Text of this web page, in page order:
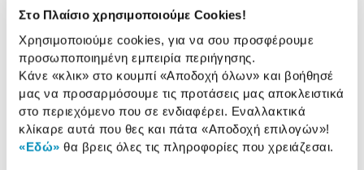
Στο Πλαίσιο χρησιμοποιούμε Cookies!
Χρησιμοποιούμε cookies, για να σου προσφέρουμε
προσωποποιημένη εμπειρία περιήγησης.
Κάνε «κλικ» στο κουμπί «Αποδοχή όλων» και βοήθησέ
μας να προσαρμόσουμε τις προτάσεις μας αποκλειστικά
στο περιεχόμενο που σε ενδιαφέρει. Εναλλακτικά
κλίκαρε αυτά που θες και πάτα «Αποδοχή επιλογών»!
«Εδώ» θα βρεις όλες τις πληροφορίες που χρειάζεσαι.
WiFi band :
Αναλυτική
παρουσίαση
Αναλυτική παρουσίαση
Προδιαγραφές
προϊόντος
Χαρακτηριστικά